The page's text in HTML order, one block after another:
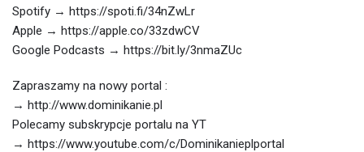
Spotify → https://spoti.fi/34nZwLr
Apple → https://apple.co/33zdwCV
Google Podcasts → https://bit.ly/3nmaZUc
Zapraszamy na nowy portal :
→ http://www.dominikanie.pl
Polecamy subskrypcje portalu na YT
→ https://www.youtube.com/c/Dominikanieplportal